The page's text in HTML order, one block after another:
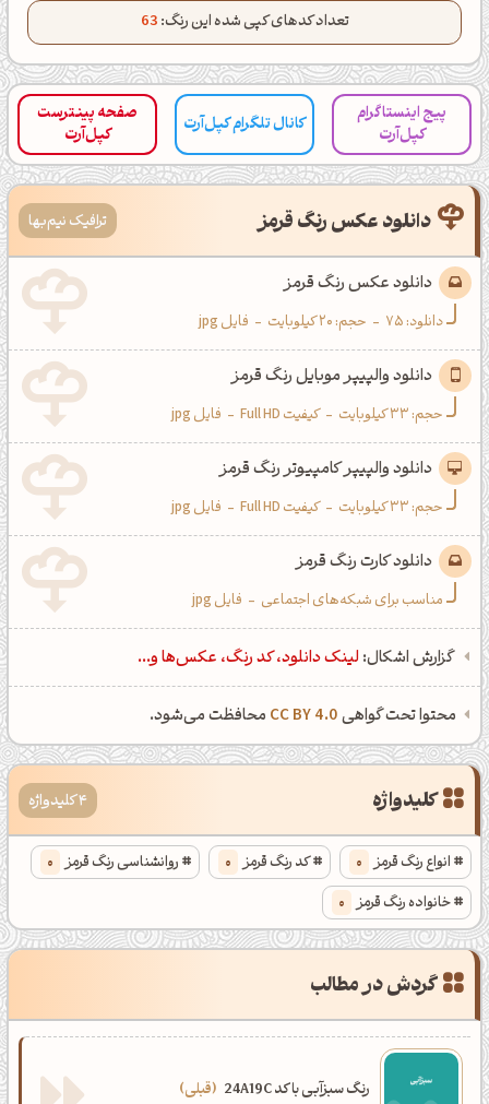
تعداد کدهای کپی شده این رنگ:63
پیج اینستاگرام
کپل‌آرت
کانال تلگرام کپل‌آرت
صفحه پینترست
کپل‌آرت
دانلود عکس رنگ قرمز ترافیک نیم‌بها
دانلود عکس رنگ قرمز
دانلود:75
- حجم: 20 کیلوبایت - فایل jpg
دانلود والپیپر موبایل رنگ قرمز
حجم: 33 کیلوبایت - کیفیت Full HD - فایل jpg
دانلود والپیپر کامپیوتر رنگ قرمز
حجم: 33 کیلوبایت - کیفیت Full HD - فایل jpg
دانلود کارت رنگ قرمز
مناسب برای شبکه‌های اجتماعی - فایل jpg
گزارش اشکال: لینک دانلود، کد رنگ، عکس‌ها و...
محتوا تحت گواهیCC BY 4.0 محافظت می‌شود.
کلیدواژه 4 کلیدواژه
انواع رنگ قرمز 0 کد رنگ قرمز 0 روانشناسی رنگ قرمز 0
خانواده رنگ قرمز 0
گردش در مطالب
رنگ سبزآبی با کد 24A19C قبلی
کانال ایــتا
کانال بلـــه
اَپ اندروید اَپ ویندوز